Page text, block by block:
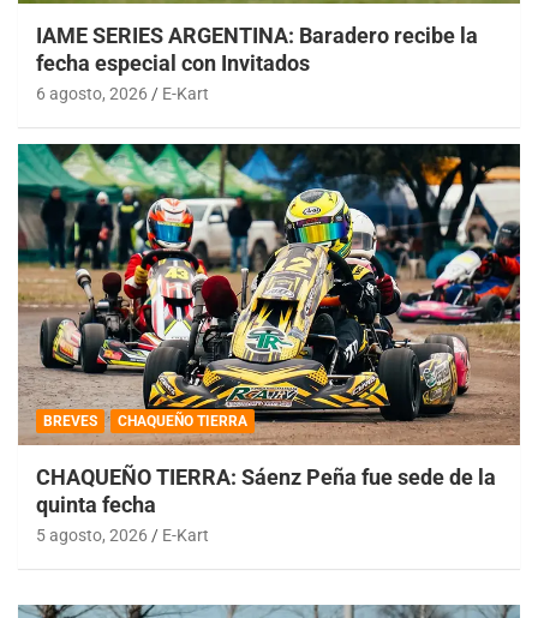
IAME SERIES ARGENTINA: Baradero recibe la
fecha especial con Invitados
6 agosto, 2026 E-Kart
BREVES CHAQUEÑO TIERRA
CHAQUEÑO TIERRA: Sáenz Peña fue sede de la
quinta fecha
5 agosto, 2026 E-Kart